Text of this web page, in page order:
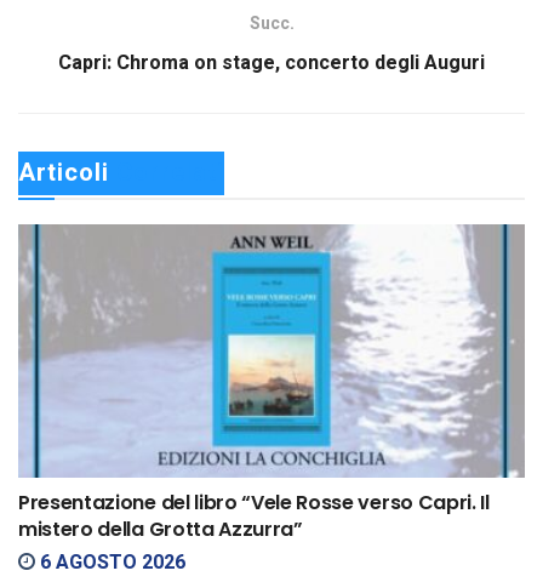
Succ.
Capri: Chroma on stage, concerto degli Auguri
Articoli
Presentazione del libro “Vele Rosse verso Capri. Il
mistero della Grotta Azzurra”
6 AGOSTO 2026